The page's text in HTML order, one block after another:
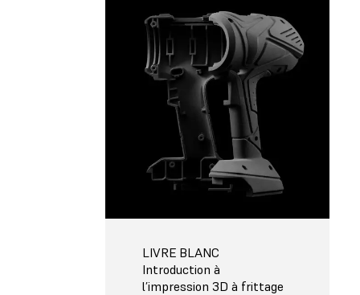
LIVRE BLANC
Introduction à
l’impression 3D à frittage